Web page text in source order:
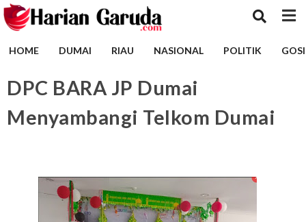
HOME DUMAI RIAU NASIONAL POLITIK
DPC BARA JP Dumai
Menyambangi Telkom Dumai